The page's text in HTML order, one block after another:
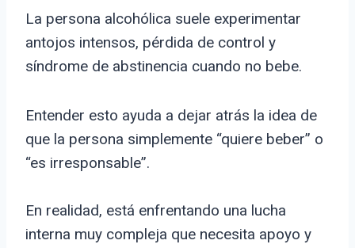
La persona alcohólica suele experimentar
antojos intensos, pérdida de control y
síndrome de abstinencia cuando no bebe.
Entender esto ayuda a dejar atrás la idea de
que la persona simplemente “quiere beber” o
“es irresponsable”.
En realidad, está enfrentando una lucha
interna muy compleja que necesita apoyo y